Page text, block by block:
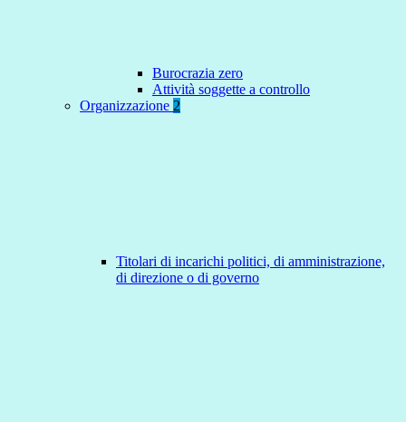
Burocrazia zero
Attività soggette a controllo
Organizzazione 2
Titolari di incarichi politici, di amministrazione,
di direzione o di governo